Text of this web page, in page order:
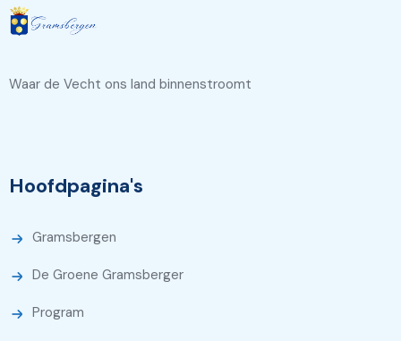
Waar de Vecht ons land binnenstroomt
Hoofdpagina's
Gramsbergen
De Groene Gramsberger
Program